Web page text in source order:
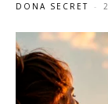
DONA SECRET -